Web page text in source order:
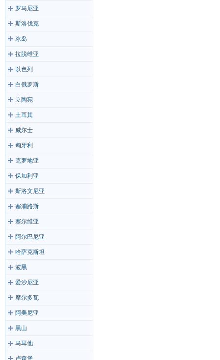
罗马尼亚
斯洛伐克
冰岛
拉脱维亚
以色列
白俄罗斯
立陶宛
土耳其
威尔士
匈牙利
克罗地亚
保加利亚
斯洛文尼亚
塞浦路斯
塞尔维亚
阿尔巴尼亚
哈萨克斯坦
波黑
爱沙尼亚
摩尔多瓦
阿美尼亚
黑山
马耳他
卢森堡